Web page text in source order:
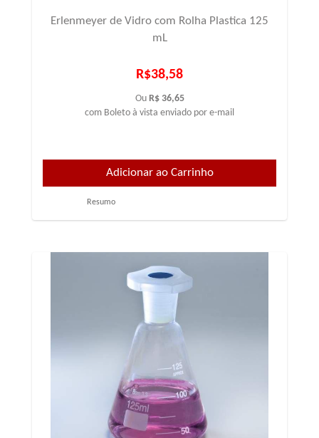
Erlenmeyer de Vidro com Rolha Plastica 125
mL
R$38,58
Ou R$ 36,65
com Boleto à vista enviado por e-mail
Resumo